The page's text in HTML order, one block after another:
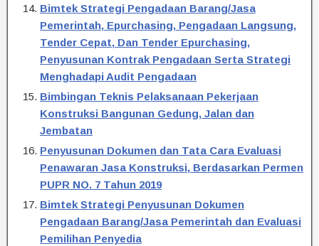
Bimtek Strategi Pengadaan Barang/Jasa
Pemerintah, Epurchasing, Pengadaan Langsung,
Tender Cepat, Dan Tender Epurchasing,
Penyusunan Kontrak Pengadaan Serta Strategi
Menghadapi Audit Pengadaan
Bimbingan Teknis Pelaksanaan Pekerjaan
Konstruksi Bangunan Gedung, Jalan dan
Jembatan
Penyusunan Dokumen dan Tata Cara Evaluasi
Penawaran Jasa Konstruksi, Berdasarkan Permen
PUPR NO. 7 Tahun 2019
Bimtek Strategi Penyusunan Dokumen
Pengadaan Barang/Jasa Pemerintah dan Evaluasi
Pemilihan Penyedia